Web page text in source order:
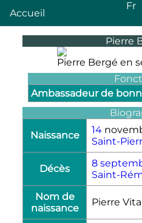
Accueil
Fr
Pierre
Pierre Bergé en
Ambassadeur de
Naissance
14
Saint-
Décès 8
Saint-
Nom de
naissance
Pierre